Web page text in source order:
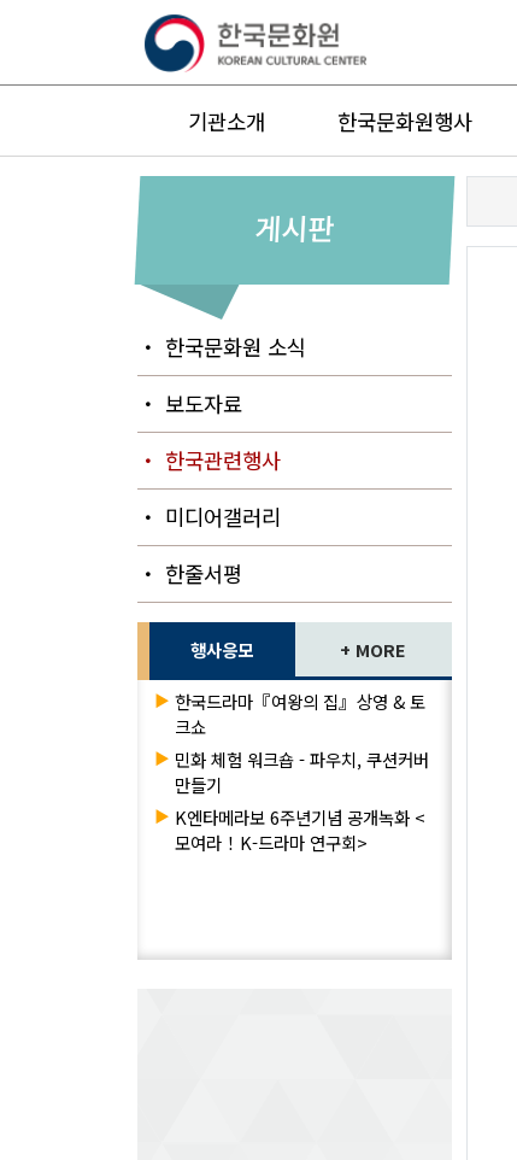
기관소개 한국문화원행사
게시판
・ 한국문화원 소식
・ 보도자료
・ 한국관련행사
・ 미디어갤러리
・ 한줄서평
행사응모 + MORE
▶ 한국드라마『여왕의 집』상영 & 토
크쇼
▶ 민화 체험 워크숍 - 파우치, 쿠션커버
만들기
▶ K엔타메라보 6주년기념 공개녹화 <
모여라！K-드라마 연구회>